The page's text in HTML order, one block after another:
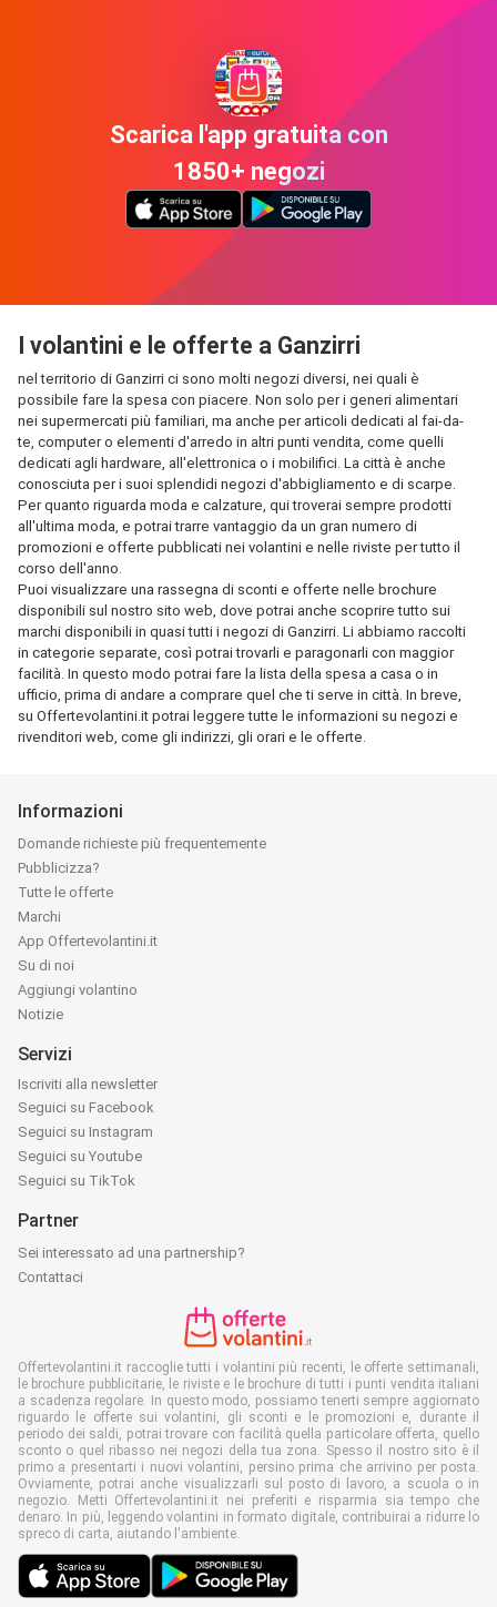
Scarica l'app gratuita con
1850+ negozi
I volantini e le offerte a Ganzirri
nel territorio di Ganzirri ci sono molti negozi diversi, nei quali è
possibile fare la spesa con piacere. Non solo per i generi alimentari
nei supermercati più familiari, ma anche per articoli dedicati al fai-da-
te, computer o elementi d'arredo in altri punti vendita, come quelli
dedicati agli hardware, all'elettronica o i mobilifici. La città è anche
conosciuta per i suoi splendidi negozi d'abbigliamento e di scarpe.
Per quanto riguarda moda e calzature, qui troverai sempre prodotti
all'ultima moda, e potrai trarre vantaggio da un gran numero di
promozioni e offerte pubblicati nei volantini e nelle riviste per tutto il
corso dell'anno.
Puoi visualizzare una rassegna di sconti e offerte nelle brochure
disponibili sul nostro sito web, dove potrai anche scoprire tutto sui
marchi disponibili in quasi tutti i negozi di Ganzirri. Li abbiamo raccolti
in categorie separate, così potrai trovarli e paragonarli con maggior
facilità. In questo modo potrai fare la lista della spesa a casa o in
ufficio, prima di andare a comprare quel che ti serve in città. In breve,
su Offertevolantini.it potrai leggere tutte le informazioni su negozi e
rivenditori web, come gli indirizzi, gli orari e le offerte.
Informazioni
Domande richieste più frequentemente
Pubblicizza?
Tutte le offerte
Marchi
App Offertevolantini.it
Su di noi
Aggiungi volantino
Notizie
Servizi
Iscriviti alla newsletter
Seguici su Facebook
Seguici su Instagram
Seguici su Youtube
Seguici su TikTok
Partner
Sei interessato ad una partnership?
Contattaci
Offertevolantini.it raccoglie tutti i volantini più recenti, le offerte settimanali,
le brochure pubblicitarie, le riviste e le brochure di tutti i punti vendita italiani
a scadenza regolare. In questo modo, possiamo tenerti sempre aggiornato
riguardo le offerte sui volantini, gli sconti e le promozioni e, durante il
periodo dei saldi, potrai trovare con facilità quella particolare offerta, quello
sconto o quel ribasso nei negozi della tua zona. Spesso il nostro sito è il
primo a presentarti i nuovi volantini, persino prima che arrivino per posta.
Ovviamente, potrai anche visualizzarli sul posto di lavoro, a scuola o in
negozio. Metti Offertevolantini.it nei preferiti e risparmia sia tempo che
denaro. In più, leggendo volantini in formato digitale, contribuirai a ridurre lo
spreco di carta, aiutando l'ambiente.